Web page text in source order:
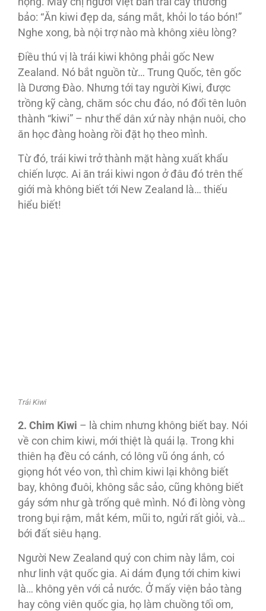
bảo: “Ăn kiwi đẹp da, sáng mắt, khỏi lo táo bón!”
Nghe xong, bà nội trợ nào mà không xiêu lòng?
Điều thú vị là trái kiwi không phải gốc New
Zealand. Nó bắt nguồn từ… Trung Quốc, tên gốc
là Dương Đào. Nhưng tới tay người Kiwi, được
trồng kỹ càng, chăm sóc chu đáo, nó đổi tên luôn
thành “kiwi” – như thể dân xứ này nhận nuôi, cho
ăn học đàng hoàng rồi đặt họ theo mình.
Từ đó, trái kiwi trở thành mặt hàng xuất khẩu
chiến lược. Ai ăn trái kiwi ngon ở đâu đó trên thế
giới mà không biết tới New Zealand là… thiếu
hiểu biết!
Trái Kiwi
2. Chim Kiwi – là chim nhưng không biết bay. Nói
về con chim kiwi, mới thiệt là quái lạ. Trong khi
thiên hạ đều có cánh, có lông vũ óng ánh, có
giọng hót véo von, thì chim kiwi lại không biết
bay, không đuôi, không sắc sảo, cũng không biết
gáy sớm như gà trống quê mình. Nó đi lòng vòng
trong bụi rậm, mắt kém, mũi to, ngửi rất giỏi, và…
bới đất siêu hạng.
Người New Zealand quý con chim này lắm, coi
như linh vật quốc gia. Ai dám đụng tới chim kiwi
là… không yên với cả nước. Ở mấy viện bảo tàng
hay công viên quốc gia, họ làm chuồng tối om,